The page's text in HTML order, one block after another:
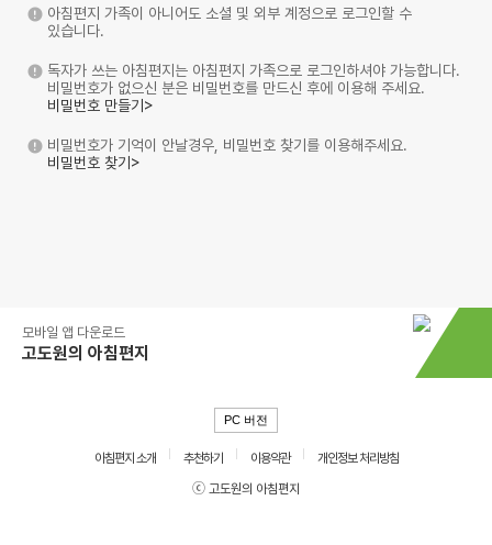
아침편지 가족이 아니어도 소셜 및 외부 계정으로 로그인할 수
있습니다.
독자가 쓰는 아침편지는 아침편지 가족으로 로그인하셔야 가능합니다.
비밀번호가 없으신 분은 비밀번호를 만드신 후에 이용해 주세요.
비밀번호 만들기>
비밀번호가 기억이 안날경우, 비밀번호 찾기를 이용해주세요.
비밀번호 찾기>
모바일 앱 다운로드
고도원의 아침편지
PC 버전
아침편지 소개 추천하기 이용약관
개인정보 처리방침
ⓒ 고도원의 아침편지